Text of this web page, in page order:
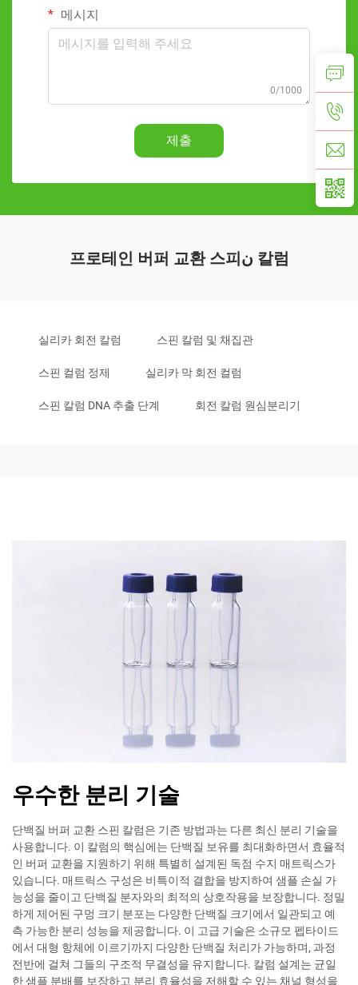
메시지
0/1000
제출
프로테인 버퍼 교환 스피ن 칼럼
실리카 회전 칼럼 스핀 칼럼 및 채집관
스핀 컬럼 정제 실리카 막 회전 컬럼
스핀 칼럼 DNA 추출 단계 회전 칼럼 원심분리기
우수한 분리 기술
단백질 버퍼 교환 스핀 칼럼은 기존 방법과는 다른 최신 분리 기술을
사용합니다. 이 칼럼의 핵심에는 단백질 보유를 최대화하면서 효율적
인 버퍼 교환을 지원하기 위해 특별히 설계된 독점 수지 매트릭스가
있습니다. 매트릭스 구성은 비특이적 결합을 방지하여 샘플 손실 가
능성을 줄이고 단백질 분자와의 최적의 상호작용을 보장합니다. 정밀
하게 제어된 구멍 크기 분포는 다양한 단백질 크기에서 일관되고 예
측 가능한 분리 성능을 제공합니다. 이 고급 기술은 소규모 펩타이드
에서 대형 항체에 이르기까지 다양한 단백질 처리가 가능하며, 과정
전반에 걸쳐 그들의 구조적 무결성을 유지합니다. 칼럼 설계는 균일
한 샘플 분배를 보장하고 분리 효율성을 저해할 수 있는 채널 형성을